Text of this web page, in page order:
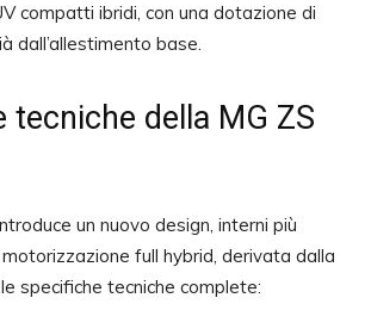
compatti ibridi, con una dotazione di
dall’allestimento base.
tecniche della MG ZS
un nuovo design, interni più
full hybrid, derivata dalla
specifiche tecniche complete: